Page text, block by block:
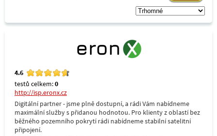
4.6
testů celkem:0
http://isp.eronx.cz
Digitální partner - jsme plně dostupní, a rádi Vám nabídneme
maximální služby s přidanou hodnotou. Pro klienty z oblastí bez
běžného pozemního pokrytí rádi nabídneme stabilní satelitní
připojení.